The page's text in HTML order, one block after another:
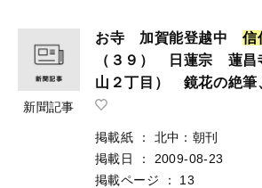
新聞記事
お寺 加賀能登越中信
（３９） 日蓮宗 蓮昌
山２丁目） 鏡花の絶筆
掲載紙 ：
北中：朝刊
掲載日
：
2009-08-23
掲載ページ
：
13